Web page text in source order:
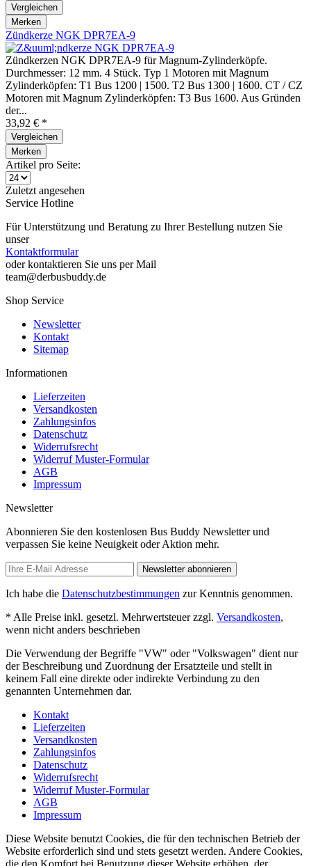
Vergleichen
Merken
Zündkerze NGK DPR7EA-9
Zündkerzen NGK DPR7EA-9 für Magnum-Zylinderköpfe.
Durchmesser: 12 mm. 4 Stück. Typ 1 Motoren mit Magnum
Zylinderköpfen: T1 Bus 1200 | 1500. T2 Bus 1300 | 1600. CT / CZ
Motoren mit Magnum Zylinderköpfen: T3 Bus 1600. Aus Gründen
der...
33,92 € *
Vergleichen
Merken
Artikel pro Seite:
Zuletzt angesehen
Service Hotline
Für Unterstützung und Beratung zu Ihrer Bestellung nutzen Sie
unser
Kontaktformular
oder kontaktieren Sie uns per Mail
team@derbusbuddy.de
Shop Service
Newsletter
Kontakt
Sitemap
Informationen
Lieferzeiten
Versandkosten
Zahlungsinfos
Datenschutz
Widerrufsrecht
Widerruf Muster-Formular
AGB
Impressum
Newsletter
Abonnieren Sie den kostenlosen Bus Buddy Newsletter und
verpassen Sie keine Neuigkeit oder Aktion mehr.
Newsletter abonnieren
Ich habe die Datenschutzbestimmungen zur Kenntnis genommen.
* Alle Preise inkl. gesetzl. Mehrwertsteuer zzgl. Versandkosten,
wenn nicht anders beschrieben
Die Verwendung der Begriffe "VW" oder "Volkswagen" dient nur
der Beschreibung und Zuordnung der Ersatzteile und stellt in
keinem Fall eine direkte oder indirekte Verbindung zu den
genannten Unternehmen dar.
Kontakt
Lieferzeiten
Versandkosten
Zahlungsinfos
Datenschutz
Widerrufsrecht
Widerruf Muster-Formular
AGB
Impressum
Diese Website benutzt Cookies, die für den technischen Betrieb der
Website erforderlich sind und stets gesetzt werden. Andere Cookies,
die den Komfort bei Benutzung dieser Website erhöhen, der